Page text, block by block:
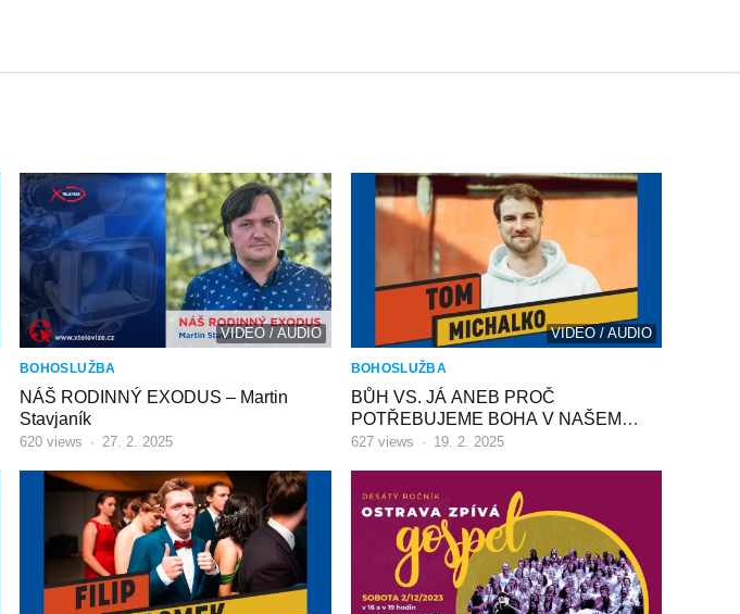
VIDEO / AUDIO
BOHOSLUŽBA
NÁŠ RODINNÝ EXODUS – Martin
Stavjaník
620 views · 27. 2. 2025
VIDEO / AUDIO
BOHOSLUŽBA
BŮH VS. JÁ ANEB PROČ
POTŘEBUJEME BOHA V NAŠEM
ŽIVOTĚ – Tomáš Michalko
627views · 19. 2. 2025